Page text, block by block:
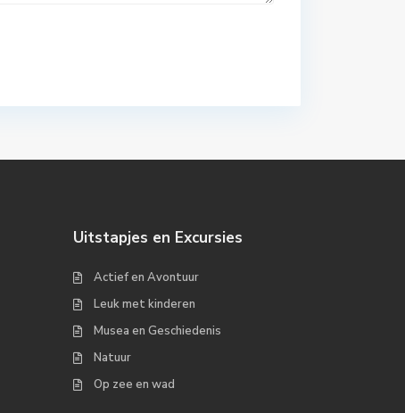
Uitstapjes en Excursies
Actief en Avontuur
Leuk met kinderen
Musea en Geschiedenis
Natuur
Op zee en wad